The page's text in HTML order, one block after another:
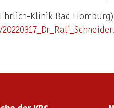
Klinik Bad Homburg):